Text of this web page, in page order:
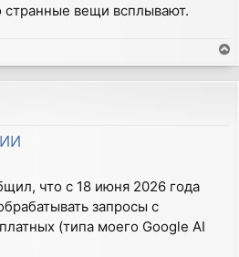
странные вещи всплывают.
o
p
что с 18 июня 2026 года
запросы с
(типа моего Google AI